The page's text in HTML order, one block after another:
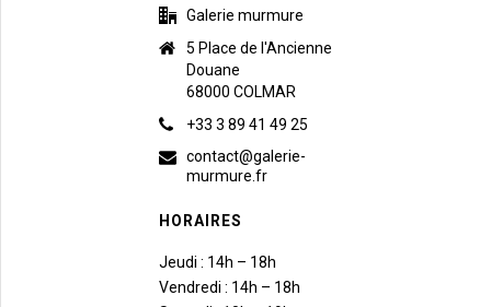
Galerie murmure
5 Place de l'Ancienne
Douane
68000 COLMAR
+33 3 89 41 49 25
contact@galerie-
murmure.fr
HORAIRES
Jeudi : 14h – 18h
Vendredi : 14h – 18h